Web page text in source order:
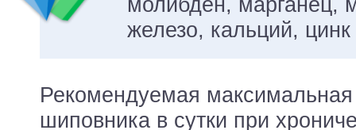
молибден, марганец,
железо, кальций, цинк
Рекомендуемая
шиповника в сутки при